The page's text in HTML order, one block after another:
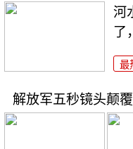
河
了
最
解放军五秒镜头颠